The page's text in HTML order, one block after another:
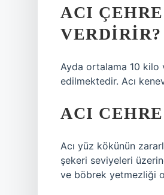
ACI
VERDIRIR?
Ayda ortalama 10 kilo
edilmektedir. Acı
ACI
Acı yüz kökünün
şekeri seviyeleri
ve böbrek yetmezliği